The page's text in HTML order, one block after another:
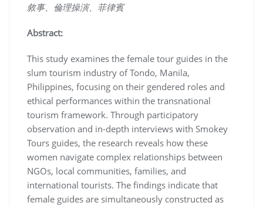
敘事、倫理操演、菲律賓
Abstract:
This study examines the female tour guides in the
slum tourism industry of Tondo, Manila,
Philippines, focusing on their gendered roles and
ethical performances within the transnational
tourism framework. Through participatory
observation and in-depth interviews with Smokey
Tours guides, the research reveals how these
women navigate complex relationships between
NGOs, local communities, families, and
international tourists. The findings indicate that
female guides are simultaneously constructed as